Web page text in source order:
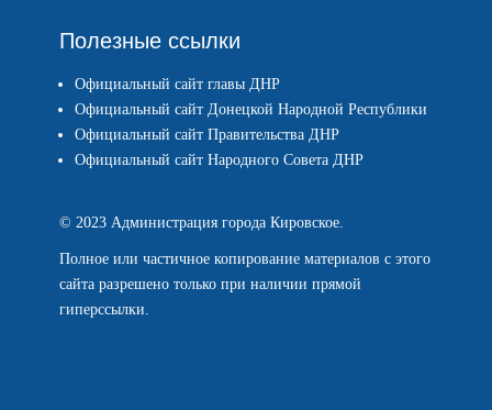
Полезные ссылки
Официальный сайт главы ДНР
Официальный сайт Донецкой Народной Республики
Официальный сайт Правительства ДНР
Официальный сайт Народного Совета ДНР
© 2023 Администрация города Кировское.
Полное или частичное копирование материалов с этого
сайта разрешено только при наличии прямой
гиперссылки.